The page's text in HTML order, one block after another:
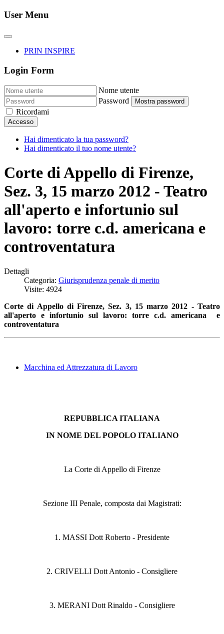
User Menu
PRIN INSPIRE
Login Form
Nome utente
Password
Mostra password
Ricordami
Accesso
Hai dimenticato la tua password?
Hai dimenticato il tuo nome utente?
Corte di Appello di Firenze,
Sez. 3, 15 marzo 2012 - Teatro
all'aperto e infortunio sul
lavoro: torre c.d. americana e
controventatura
Dettagli
Categoria: Giurisprudenza penale di merito
Visite: 4924
Corte di Appello di Firenze, Sez. 3, 15 marzo 2012 - Teatro
all'aperto e infortunio sul lavoro: torre c.d. americana e
controventatura
Macchina ed Attrezzatura di Lavoro
REPUBBLICA ITALIANA
IN NOME DEL POPOLO ITALIANO
La Corte di Appello di Firenze
Sezione III Penale, composta dai Magistrati:
1. MASSI Dott Roberto - Presidente
2. CRIVELLI Dott Antonio - Consigliere
3. MERANI Dott Rinaldo - Consigliere